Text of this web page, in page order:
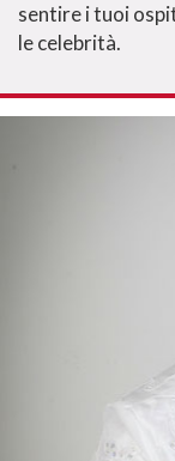
sentire i tuoi
le celebrità.